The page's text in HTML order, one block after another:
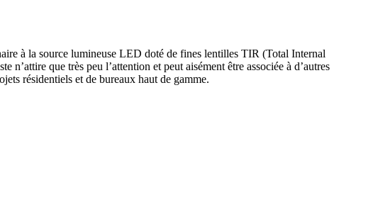
à la source lumineuse LED doté de fines lentilles TIR (Total Internal
que très peu l’attention et peut aisément être associée à d’autres
résidentiels et de bureaux haut de gamme.